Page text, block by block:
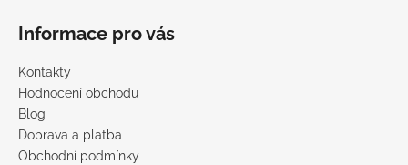
Informace pro vás
Kontakty
Hodnocení obchodu
Blog
Doprava a platba
Obchodní podmínky